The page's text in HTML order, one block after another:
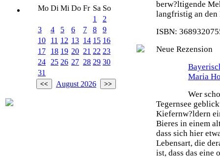
Mo Di Mi Do Fr Sa So
1
2
3
4 5 6 7 8
9
10
11 12 13 14 15 16
17
18 19 20 21 22 23
24
25 26 27 28 29 30
31
August 2026
berw?ltigende
langfristig an den
ISBN:
Neue Rezension
Maria
Wer
Tegernsee
Kiefernw?ldern
Bieres in einem
dass sich hier
Lebensart, die
ist, dass das eine